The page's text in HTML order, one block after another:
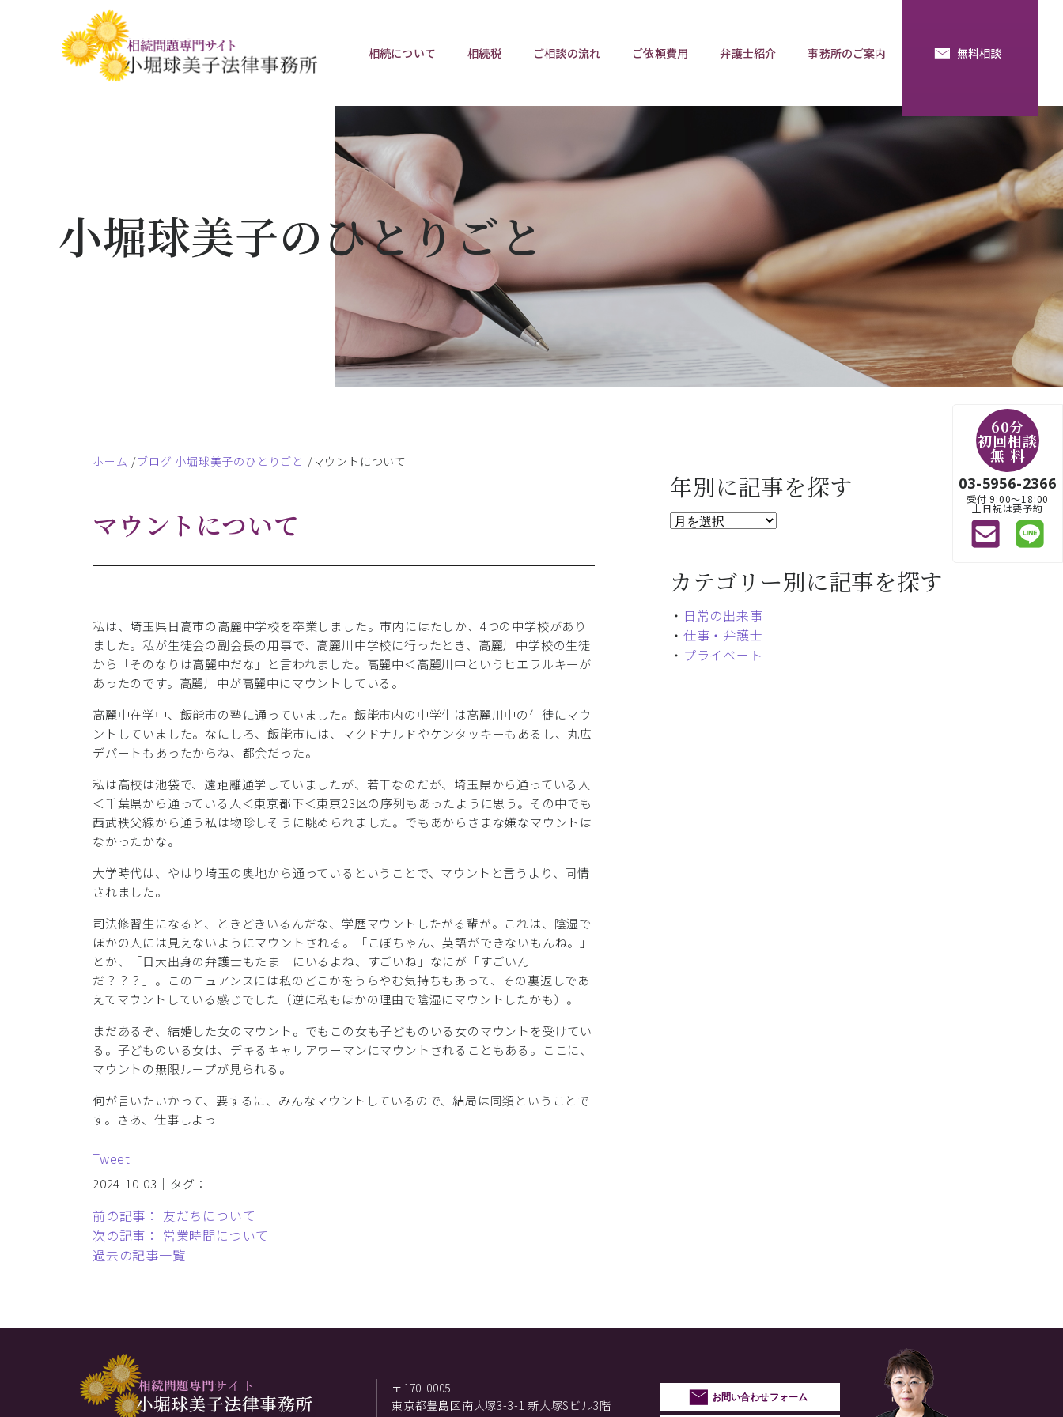
相続について
相続トラブルチェックリスト 預金の使い込み
相談関連書式ダウンロード 任意後見制度 遺産分割調停 相談用語集
相続税 ご相談の流れ ご依頼費用 弁護士紹介 事務所のご案内 無料相談
小堀球美子のひとりごと
ホーム ブログ 小堀球美子のひとりごと マウントについて
マウントについて
私は、埼玉県日高市の高麗中学校を卒業しました。市内にはたしか、4つの中学校があり
ました。私が生徒会の副会長の用事で、高麗川中学校に行ったとき、高麗川中学校の生徒
から「そのなりは高麗中だな」と言われました。高麗中＜高麗川中というヒエラルキーが
あったのです。高麗川中が高麗中にマウントしている。
高麗中在学中、飯能市の塾に通っていました。飯能市内の中学生は高麗川中の生徒にマウ
ントしていました。なにしろ、飯能市には、マクドナルドやケンタッキーもあるし、丸広
デパートもあったからね、都会だった。
私は高校は池袋で、遠距離通学していましたが、若干なのだが、埼玉県から通っている人
＜千葉県から通っている人＜東京都下＜東京23区の序列もあったように思う。その中でも
西武秩父線から通う私は物珍しそうに眺められました。でもあからさまな嫌なマウントは
なかったかな。
大学時代は、やはり埼玉の奥地から通っているということで、マウントと言うより、同情
されました。
司法修習生になると、ときどきいるんだな、学歴マウントしたがる輩が。これは、陰湿で
ほかの人には見えないようにマウントされる。「こぼちゃん、英語ができないもんね。」
とか、「日大出身の弁護士もたまーにいるよね、すごいね」なにが「すごいん
だ？？？」。このニュアンスには私のどこかをうらやむ気持ちもあって、その裏返しであ
えてマウントしている感じでした（逆に私もほかの理由で陰湿にマウントしたかも）。
まだあるぞ、結婚した女のマウント。でもこの女も子どものいる女のマウントを受けてい
る。子どものいる女は、デキるキャリアウーマンにマウントされることもある。ここに、
マウントの無限ループが見られる。
何が言いたいかって、要するに、みんなマウントしているので、結局は同類ということで
す。さあ、仕事しよっ
Tweet
2024-10-03｜タグ：
前の記事： 友だちについて
次の記事： 営業時間について
過去の記事一覧
年別に記事を探す
カテゴリー別に記事を探す
・ 日常の出来事
・ 仕事・弁護士
・ プライベート
〒170-0005
東京都豊島区南大塚3-3-1 新大塚Sビル3階
お問い合わせフォーム
60分
初回相談
無 料
03-5956-2366
受付 9:00〜18:00
土日祝は要予約